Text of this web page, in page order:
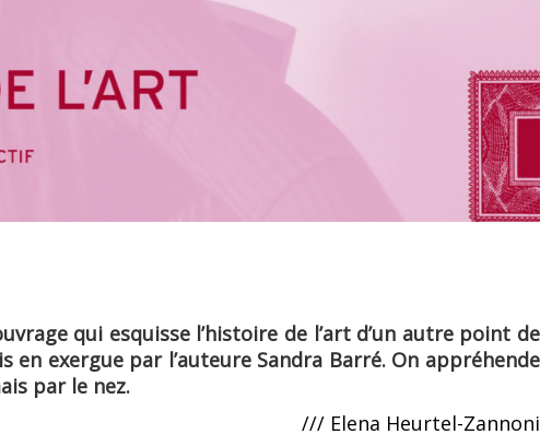
qui esquisse l’histoire de l’art d’un autre point de
en exergue par l’auteure Sandra Barré. On appréhende
par le nez.
/// Elena Heurtel-Zannoni